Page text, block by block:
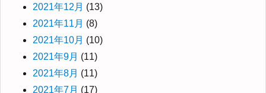
2021年12月 (13)
2021年11月 (8)
2021年10月 (10)
2021年9月 (11)
2021年8月 (11)
2021年7月 (17)